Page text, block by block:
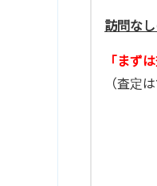
訪問な
「まず
（査定